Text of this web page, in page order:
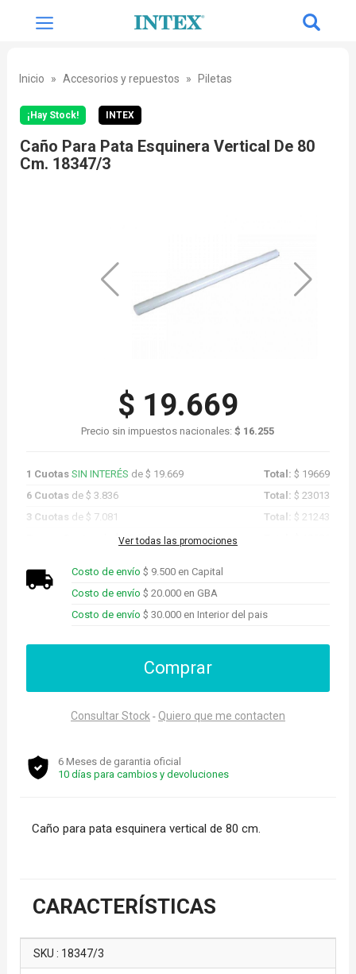
Inicio Accesorios y repuestos Piletas
¡Hay Stock! INTEX
Caño Para Pata Esquinera Vertical De 80
Cm. 18347/3
$ 19.669
Precio sin impuestos nacionales:$ 16.255
1 Cuotas SIN INTERÉS de $ 19.669 Total:$ 19669
6 Cuotasde $ 3.836 Total:$ 23013
3 Cuotas de $ 7.081 Total: $ 21243
de $ 18.686
Ver todas las promociones
Costo de envío $ 9.500 en Capital
Costo de envío $ 20.000 en GBA
Costo de envío $ 30.000 en Interior del pais
Comprar
Consultar Stock- Quiero que me contacten
6 Meses de garantia oficial
10 días para cambios y devoluciones
Caño para pata esquinera vertical de 80 cm.
CARACTERÍSTICAS
SKU : 18347/3